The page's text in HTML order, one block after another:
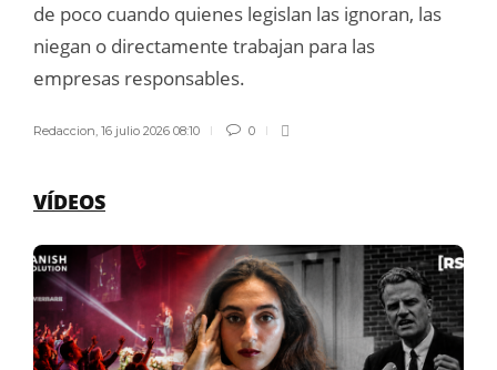
de poco cuando quienes legislan las ignoran, las
niegan o directamente trabajan para las
empresas responsables.
Redaccion, 16 julio 2026 08:10 0
VÍDEOS